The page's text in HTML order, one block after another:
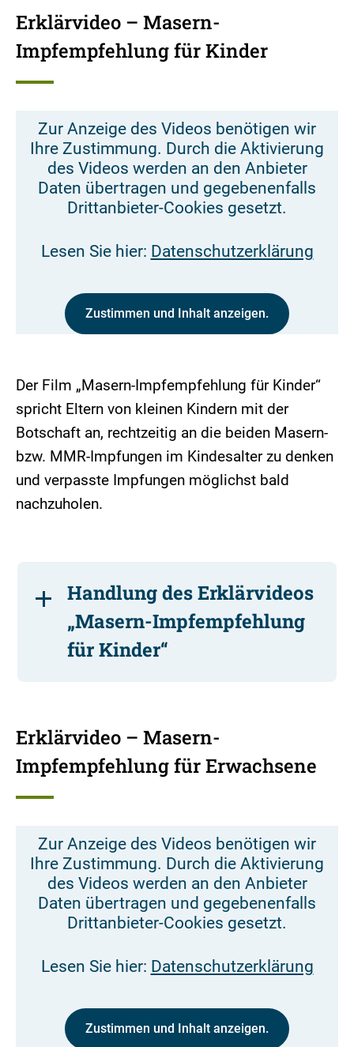
Erklärvideo – Masern-
Impfempfehlung für Kinder
Zur Anzeige des Videos benötigen wir
Ihre Zustimmung. Durch die Aktivierung
des Videos werden an den Anbieter
Daten übertragen und gegebenenfalls
Drittanbieter-Cookies gesetzt.
Lesen Sie hier: Datenschutzerklärung
Zustimmen und Inhalt anzeigen.
Der Film „Masern-Impfempfehlung für Kinder“
spricht Eltern von kleinen Kindern mit der
Botschaft an, rechtzeitig an die beiden Masern-
bzw. MMR-Impfungen im Kindesalter zu denken
und verpasste Impfungen möglichst bald
nachzuholen.
Handlung des Erklärvideos
„Masern-Impfempfehlung
für Kinder“
Erklärvideo – Masern-
Impfempfehlung für Erwachsene
Zur Anzeige des Videos benötigen wir
Ihre Zustimmung. Durch die Aktivierung
des Videos werden an den Anbieter
Daten übertragen und gegebenenfalls
Drittanbieter-Cookies gesetzt.
Lesen Sie hier: Datenschutzerklärung
Zustimmen und Inhalt anzeigen.